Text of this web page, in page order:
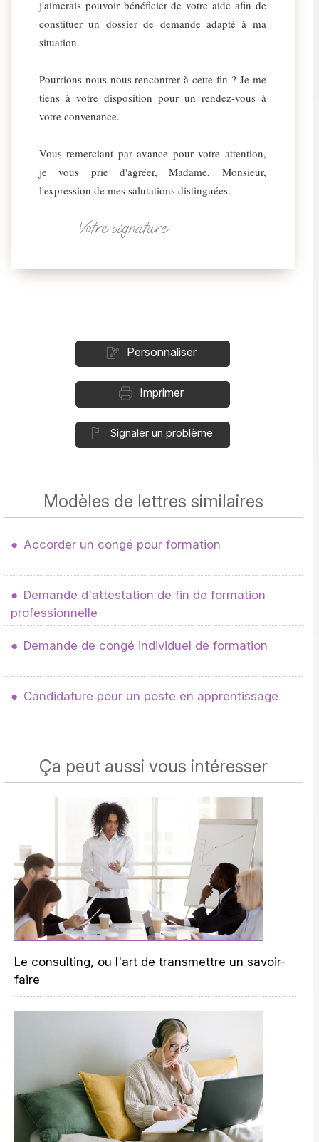
j'aimerais pouvoir bénéficier de votre aide afin de
constituer un dossier de demande adapté à ma
situation.
Pourrions-nous nous rencontrer à cette fin ? Je me
tiens à votre disposition pour un rendez-vous à
votre convenance.
Vous remerciant par avance pour votre attention,
je vous prie d'agréer, Madame, Monsieur,
l'expression de mes salutations distinguées.
Votre signature
Personnaliser
Imprimer
Signaler un problème
Modèles de lettres similaires
Accorder un congé pour formation
Demande d'attestation de fin de formation
professionnelle
Demande de congé individuel de formation
Candidature pour un poste en apprentissage
Ça peut aussi vous intéresser
Le consulting, ou l'art de transmettre un savoir-
faire